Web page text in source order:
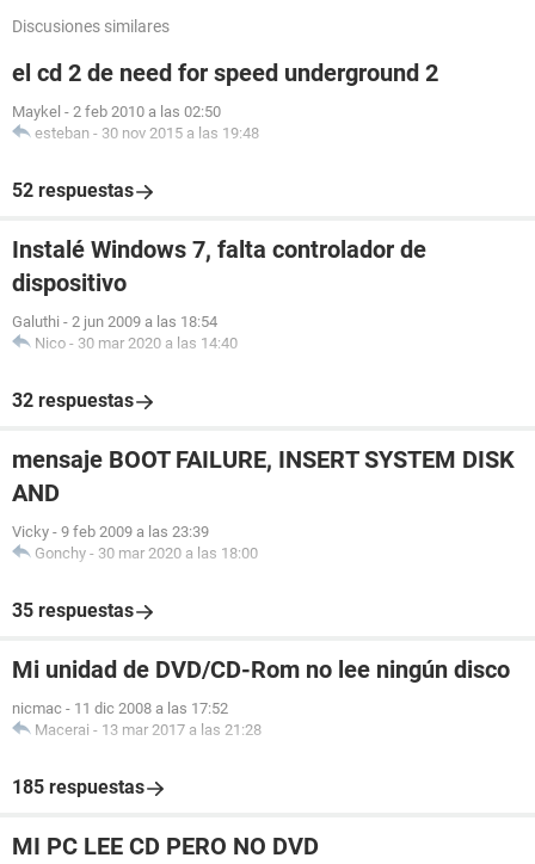
Discusiones similares
el cd 2 de need for speed underground 2
Maykel - 2 feb 2010 a las 02:50
esteban - 30 nov 2015 a las 19:48
52 respuestas
Instalé Windows 7, falta controlador de
dispositivo
Galuthi - 2 jun 2009 a las 18:54
Nico - 30 mar 2020 a las 14:40
32 respuestas
mensaje BOOT FAILURE, INSERT SYSTEM DISK
AND
Vicky - 9 feb 2009 a las 23:39
Gonchy - 30 mar 2020 a las 18:00
35 respuestas
Mi unidad de DVD/CD-Rom no lee ningún disco
nicmac - 11 dic 2008 a las 17:52
Macerai - 13 mar 2017 a las 21:28
185 respuestas
MI PC LEE CD PERO NO DVD